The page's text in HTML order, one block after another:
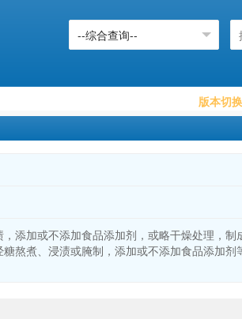
版本切换
添加或不添加食品添加剂，或略干燥处理，
熬煮、浸渍或腌制，添加或不添加食品添加